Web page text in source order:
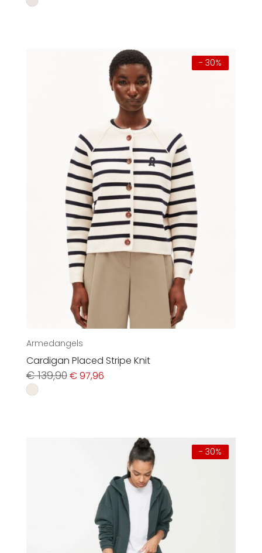
- 30%
Armedangels
Cardigan Placed Stripe Knit
€139,90Ursprünglicher
Preis
€97,96Aktueller
- 30%